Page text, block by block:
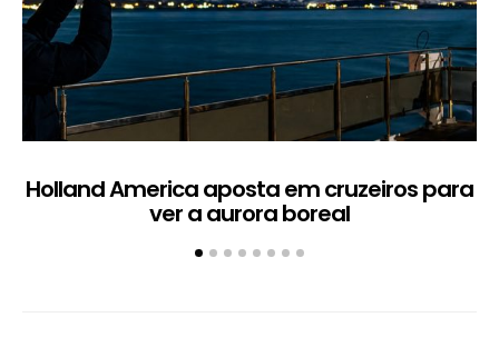
Holland America aposta em cruzeiros para
ver a aurora boreal